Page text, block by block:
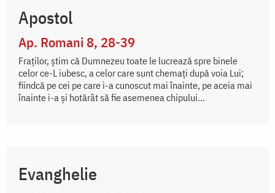
Apostol
Ap. Romani 8, 28-39
Fraţilor, ştim că Dumnezeu toate le lucrează spre binele
celor ce-L iubesc, a celor care sunt chemaţi după voia Lui;
fiindcă pe cei pe care i-a cunoscut mai înainte, pe aceia mai
înainte i-a şi hotărât să fie asemenea chipului...
Evanghelie